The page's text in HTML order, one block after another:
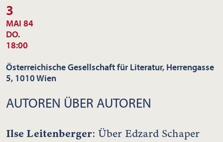
3
MAI 84
DO.
18:00
Österreichische Gesellschaft für Literatur, Herrengasse
5, 1010 Wien
AUTOREN ÜBER AUTOREN
Ilse Leitenberger: Über Edzard Schaper